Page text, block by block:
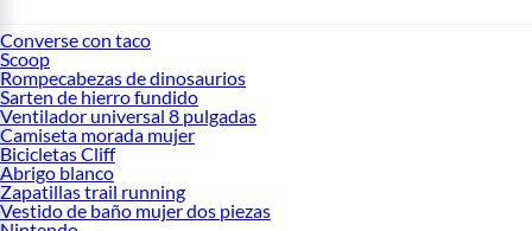
Converse con taco
Scoop
Rompecabezas de dinosaurios
Sarten de hierro fundido
Ventilador universal 8 pulgadas
Camiseta morada mujer
Bicicletas Cliff
Abrigo blanco
Zapatillas trail running
Vestido de baño mujer dos piezas